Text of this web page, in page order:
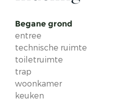
Begane grond
entree
technische ruimte
toiletruimte
trap
woonkamer
keuken